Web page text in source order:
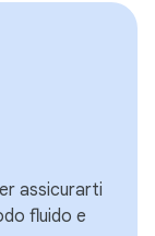
assicurarti
fluido e